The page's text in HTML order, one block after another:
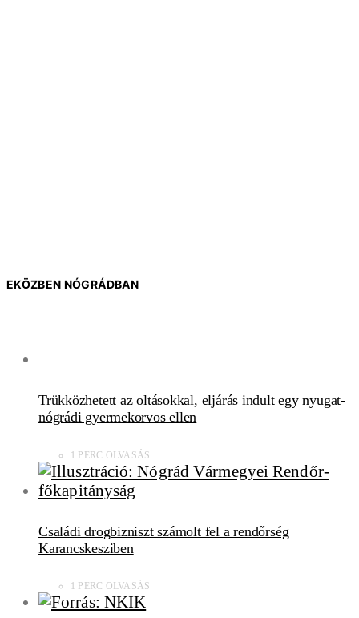
EKÖZBEN NÓGRÁDBAN
Trükközhetett az oltásokkal, eljárás indult egy nyugat-
nógrádi gyermekorvos ellen
1 PERC OLVASÁS
Családi drogbizniszt számolt fel a rendőrség
Karancskesziben
1 PERC OLVASÁS